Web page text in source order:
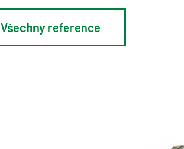
Všechny reference